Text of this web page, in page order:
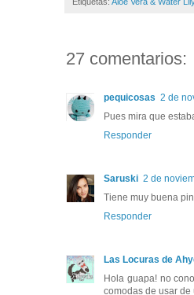
27 comentarios:
pequicosas 2 de
Pues mira que
Responder
Saruski 2 de
Tiene muy buena
Responder
Las Locuras de
Hola guapa! no
comodas de usar